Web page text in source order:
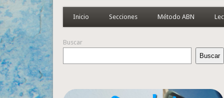
Inicio Secciones Método ABN
Buscar
Buscar